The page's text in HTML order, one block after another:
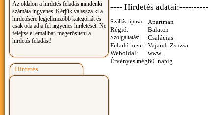
Az oldalon a hirdetés feladás mindenki
számára ingyenes. Kérjük válassza ki a
hirdetésére legjellemzőbb kategóriát és
csak oda adja fel ingyenes hirdetését. Ne
felejtse el emailban megerősíteni a
hirdetés feladást!
Hirdetés
---- Hirdetés adatai:----------
Szállás típusa:
Apartman
Régió:
Balaton
Szolgáltatás:
Családias
Feladó neve: Vajandt Zsuzsa
Weboldal:
www.
Érvényes még60 napig